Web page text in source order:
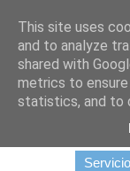
This site uses
and to analyze
shared with
metrics to
statistics, and to